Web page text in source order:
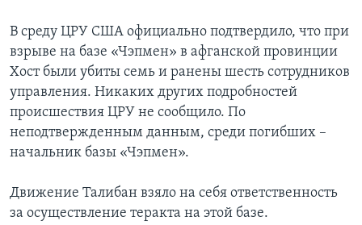
В среду ЦРУ США официально подтвердило, что при
взрыве на базе «Чэпмен» в афганской провинции
Хост были убиты семь и ранены шесть сотрудников
управления. Никаких других подробностей
происшествия ЦРУ не сообщило. По
неподтвержденным данным, среди погибших –
начальник базы «Чэпмен».
Движение Талибан взяло на себя ответственность
за осуществление теракта на этой базе.